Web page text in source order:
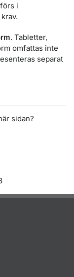
i
. Tabletter,
omfattas inte
separat
sidan?